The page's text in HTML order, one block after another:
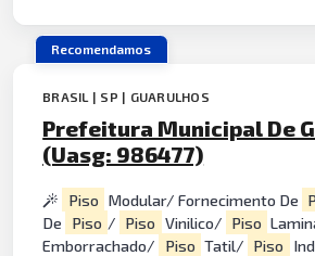
Recomendamos
BRASIL | SP | GUARULHOS
Prefeitura Municipal De
(Uasg: 986477)
Piso Modular/ Fornecimento De
De
Piso / Piso Vinilico/ Piso
Emborrachado/
Piso Tatil/ Piso